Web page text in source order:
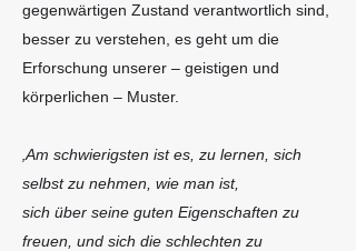
gegenwärtigen Zustand verantwortlich sind,
besser zu verstehen, es geht um die
Erforschung unserer – geistigen und
körperlichen – Muster.
‚Am schwierigsten ist es, zu lernen, sich
selbst zu nehmen, wie man ist,
sich über seine guten Eigenschaften zu
freuen, und sich die schlechten zu